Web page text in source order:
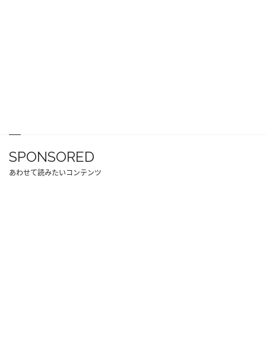
SPONSORED
あわせて読みたいコンテンツ